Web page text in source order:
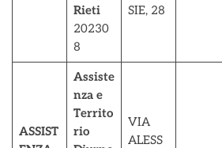
Rieti
20230
8
SIE, 28
ASSIST
Assiste
nza e
Territo
rio
VIA
ALESS